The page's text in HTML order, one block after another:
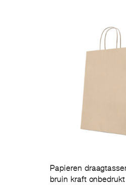
Papieren
bruin kraft onbedrukt